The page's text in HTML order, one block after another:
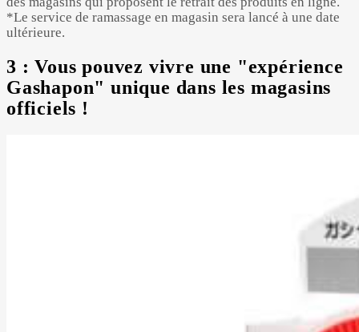
*Le service de ramassage en magasin sera lancé à une date
ultérieure.
3 : Vous pouvez vivre une "expérience
Gashapon" unique dans les magasins
officiels !